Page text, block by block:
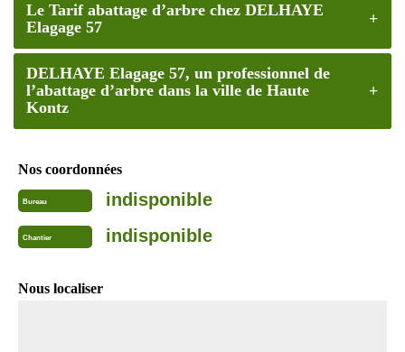
Le Tarif abattage d’arbre chez DELHAYE
Elagage 57
DELHAYE Elagage 57, un professionnel de
l’abattage d’arbre dans la ville de Haute
Kontz
Nos coordonnées
Bureau indisponible
Chantier indisponible
Nous localiser